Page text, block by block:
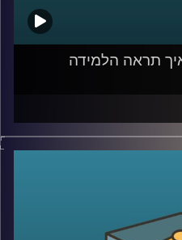
תראה הלמידה
עכשיו משנות את אופן
החדש? מה המגמות שרואים
בהוראה, יספר איך הוא
בעתיד.